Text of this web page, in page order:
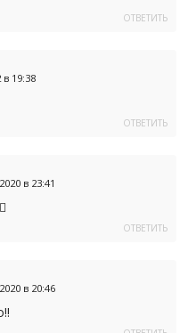
ОТВЕТИТЬ
в 19:38
ОТВЕТИТЬ
в 23:41
ОТВЕТИТЬ
в 20:46